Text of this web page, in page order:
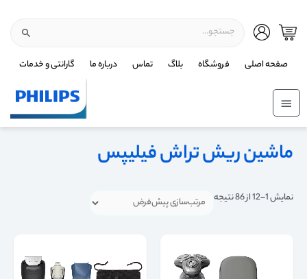
صفحه اصلی فروشگاه بلاگ تماس درباره ما گارانتی و خدمات
ماشین ریش تراش فیلیپس
نمایش 1–12 از 86 نتیجه